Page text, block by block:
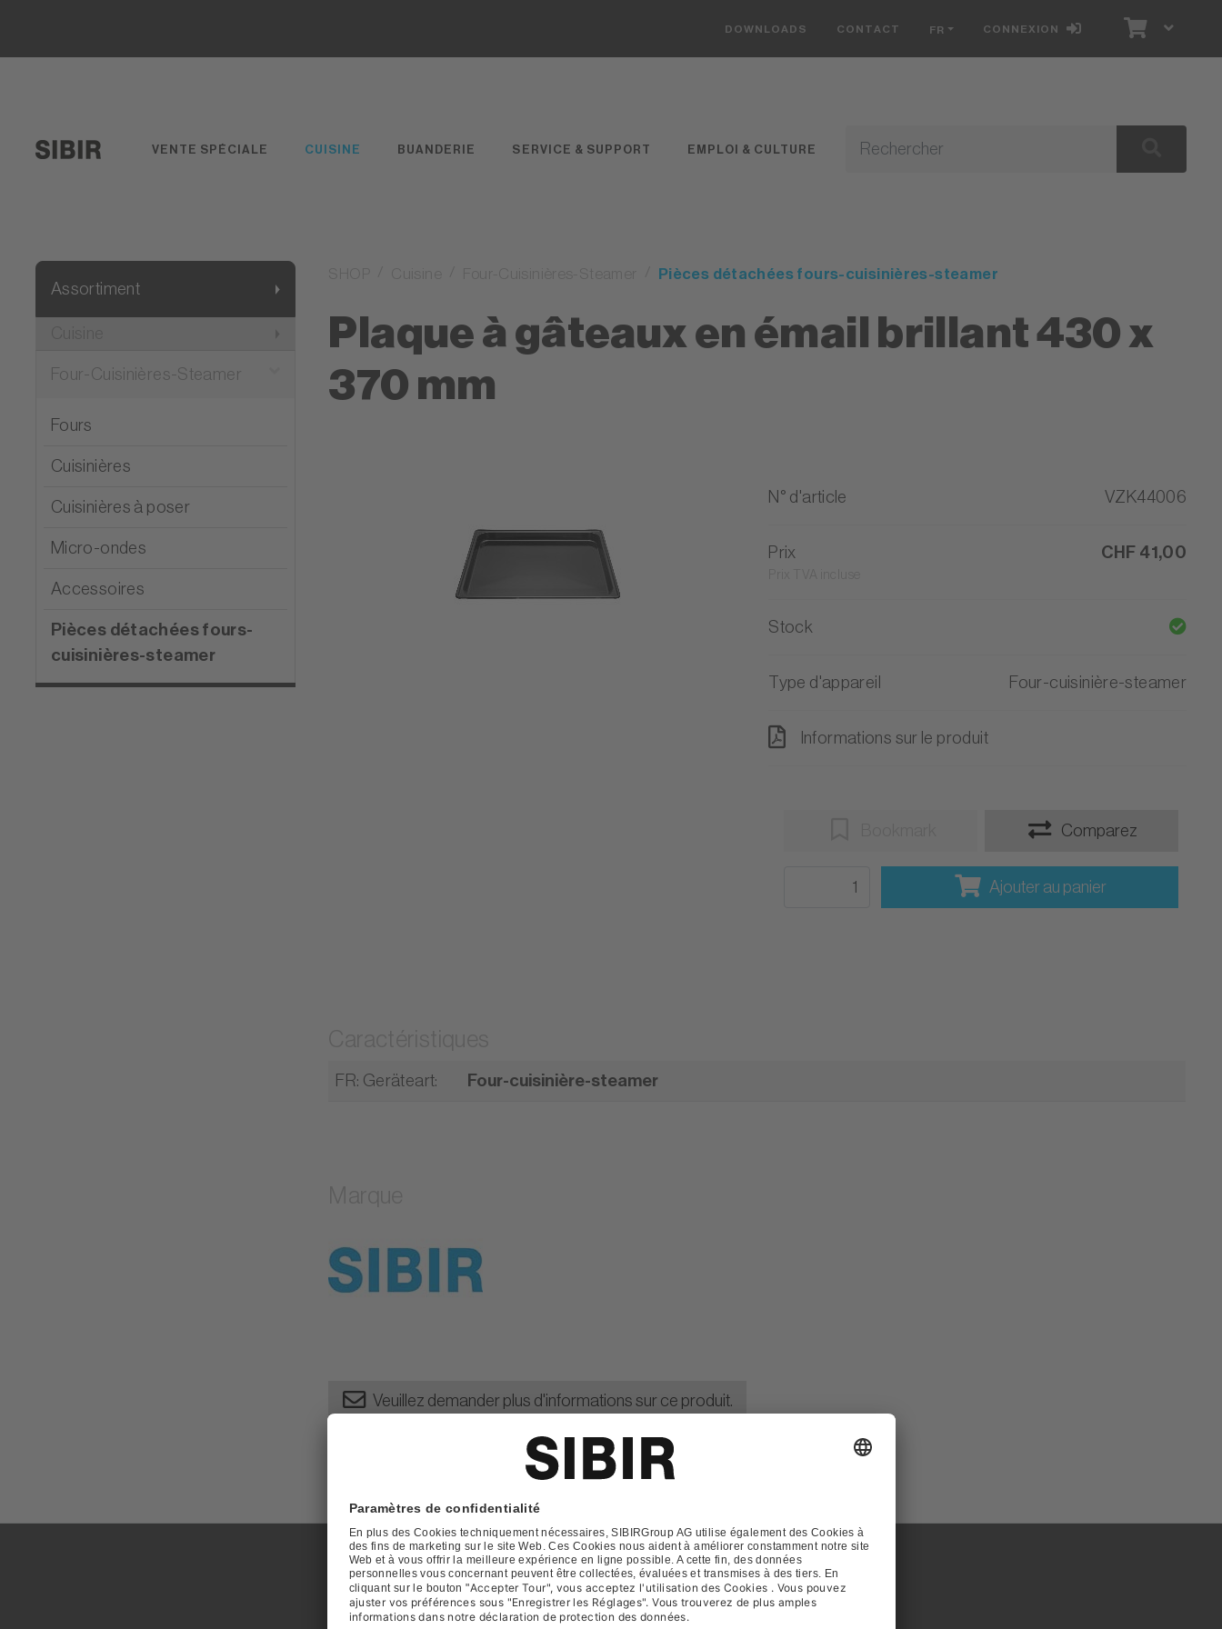
DOWNLOADS CONTACT FR CONNEXION
VENTE SPÉCIALE CUISINE BUANDERIE SERVICE & SUPPORT EMPLOI & CULTURE
Assortiment
Four-Cuisinières-Steamer
Fours
Cuisinières
Cuisinières à poser
Micro-ondes
Accessoires
Pièces détachées fours-
cuisinières-steamer
Pièces détachées fours-cuisinières-steamer
Plaque à gâteaux en émail brillant 430 x
370 mm
N° d'article VZK44006
Prix CHF 41,00
Stock
Type d'appareil Four-cuisinière-steamer
Informations sur le produit
Comparez
Ajouter au panier
FR: Geräteart: Four-cuisinière-steamer
Veuillez demander plus d'informations sur ce produit.